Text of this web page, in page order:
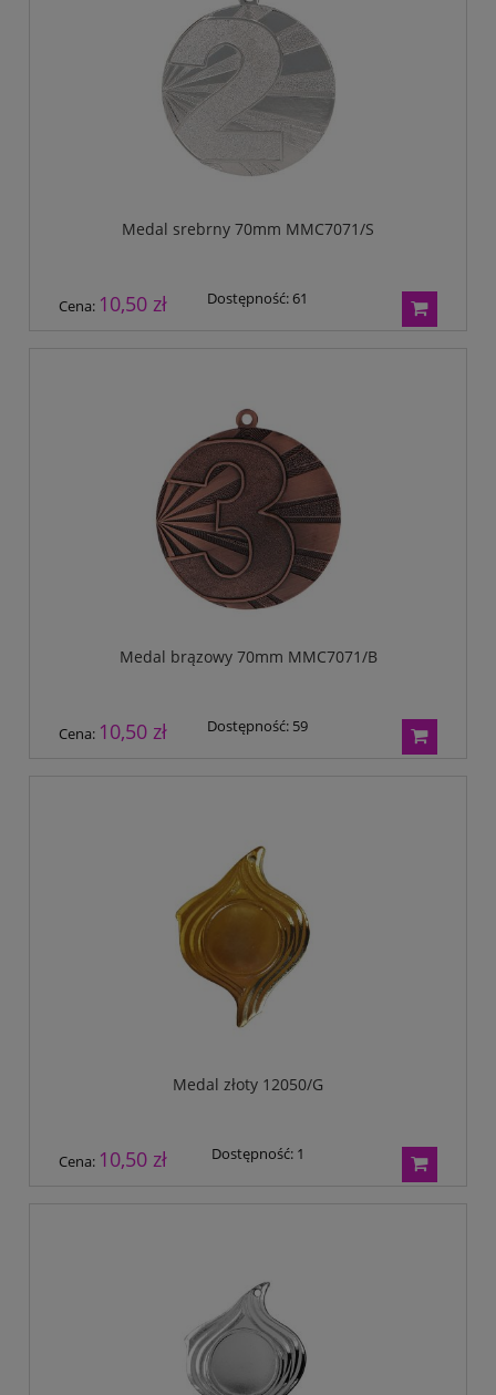
Medal srebrny 70mm MMC7071/S
Cena: 10,50 zł Dostępność:61
Medal brązowy 70mm MMC7071/B
Cena: 10,50 zł Dostępność: 59
Medal złoty 12050/G
Cena: 10,50 zł Dostępność: 1